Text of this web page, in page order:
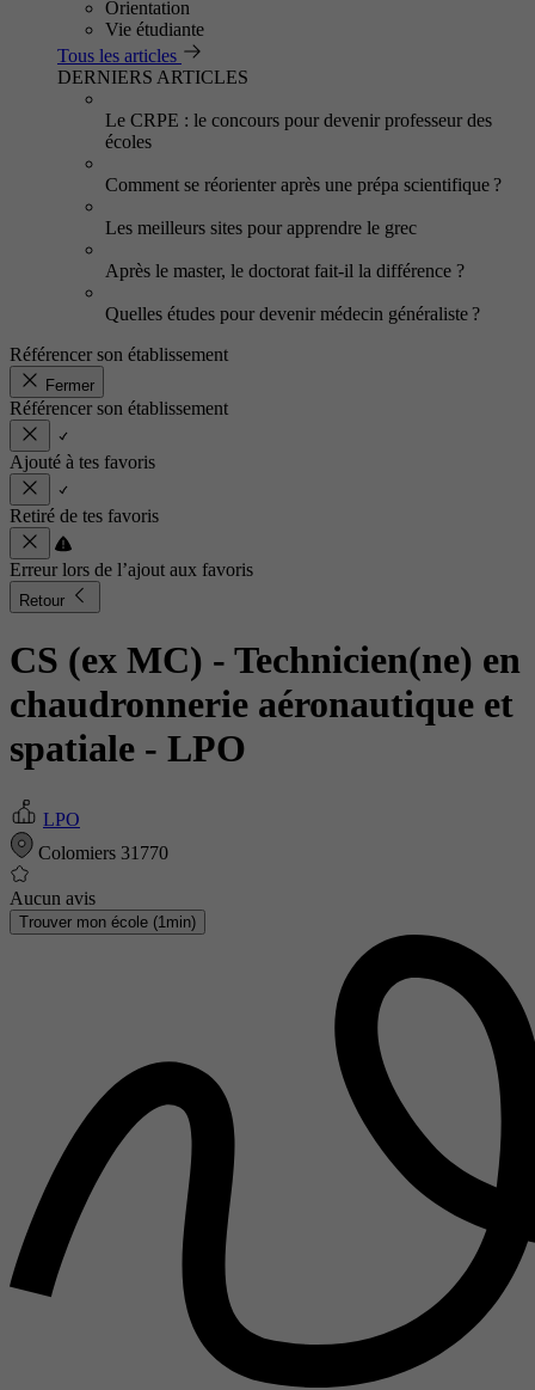
Orientation
Vie étudiante
Tous les articles
DERNIERS ARTICLES
Le CRPE : le concours pour devenir professeur des
écoles
Comment se réorienter après une prépa scientifique ?
Les meilleurs sites pour apprendre le grec
Après le master, le doctorat fait-il la différence ?
Quelles études pour devenir médecin généraliste ?
Référencer son établissement
Fermer
Référencer son établissement
Ajouté à tes favoris
Retiré de tes favoris
Erreur lors de l’ajout aux favoris
Retour
CS (ex MC) - Technicien(ne) en
chaudronnerie aéronautique et
spatiale - LPO
LPO
Colomiers 31770
Aucun avis
Trouver mon école (1min)